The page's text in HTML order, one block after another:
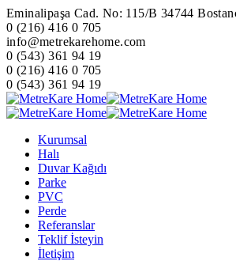
Eminalipaşa Cad. No: 115/B 34744
0 (216) 416 0 705
info@metrekarehome.com
0 (543) 361 94 19
0 (216) 416 0 705
0 (543) 361 94 19
Kurumsal
Halı
Duvar Kağıdı
Parke
PVC
Perde
Referanslar
Teklif İsteyin
İletişim